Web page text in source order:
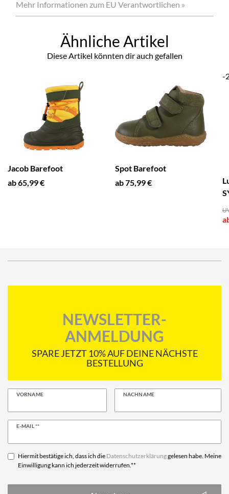
Mehr Informationen zum EU Verantwortlichen »
Ähnliche Artikel
Diese Artikel könnten dir auch gefallen
Jacob Barefoot
ab 65,99 €
Spot Barefoot
ab 75,99 €
-
NEWSLETTER-
ANMELDUNG
SPARE JETZT 10% AUF DEINE NÄCHSTE
BESTELLUNG
VORNAME NACHNAME
E-MAIL **
Newsletter
Hiermit bestätige ich, dass ich die Daten­schutz­erklärunggelesen habe. Meine
Einwilligung kann ich jederzeit widerrufen.**